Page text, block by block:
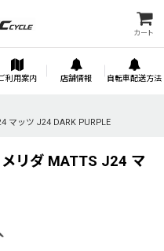
カート
利用案内 店舗情報 自転車配送方法
マッツ J24 DARK PURPLE
メリダ MATTS J24 マ